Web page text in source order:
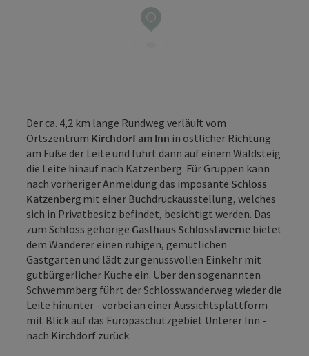
Der ca. 4,2 km lange Rundweg verläuft vom
Ortszentrum Kirchdorf am Inn in östlicher Richtung
am Fuße der Leite und führt dann auf einem Waldsteig
die Leite hinauf nach Katzenberg. Für Gruppen kann
nach vorheriger Anmeldung das imposante Schloss
Katzenberg mit einer Buchdruckausstellung, welches
sich in Privatbesitz befindet, besichtigt werden. Das
zum Schloss gehörige Gasthaus Schlosstaverne bietet
dem Wanderer einen ruhigen, gemütlichen
Gastgarten und lädt zur genussvollen Einkehr mit
gutbürgerlicher Küche ein. Über den sogenannten
Schwemmberg führt der Schlosswanderweg wieder die
Leite hinunter - vorbei an einer Aussichtsplattform
mit Blick auf das Europaschutzgebiet Unterer Inn -
nach Kirchdorf zurück.